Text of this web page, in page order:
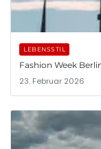
LEBENSSTIL
Fashion Week
23. Februar 2026